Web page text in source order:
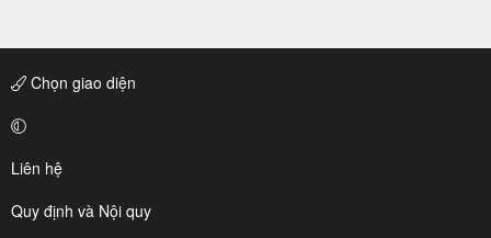
Chọn giao diện
Liên hệ
Quy định và Nội quy